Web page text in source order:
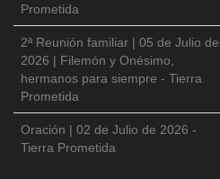
Prometida
2ª Reunión familiar | 05 de Julio de
2026 | Filemón y Onésimo,
hermanos para siempre - Tierra
Prometida
Oración | 02 de Julio de 2026 -
Tierra Prometida